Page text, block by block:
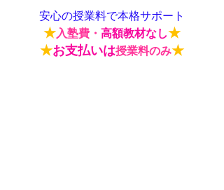
安心の授業料で本格サポート
★入塾費・ 高額教材なし★
★お支払いは授業料のみ★